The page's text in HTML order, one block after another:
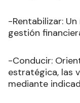
-Rentabilizar:
gestión
-Conducir:
estratégica, las
mediante